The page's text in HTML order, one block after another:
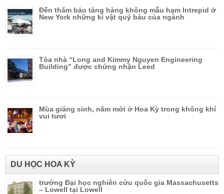
Đến thăm bảo tàng hàng không mẫu hạm Intrepid ở
New York những kỉ vật quý báu của ngành
Tòa nhà “Long and Kimmy Nguyen Engineering
Building” được chứng nhận Leed
Mùa giáng sinh, năm mới ở Hoa Kỳ trong không khí
vui tươi
DU HỌC HOA KỲ
trường Đại học nghiên cứu quốc gia Massachusetts
– Lowell tại Lowell